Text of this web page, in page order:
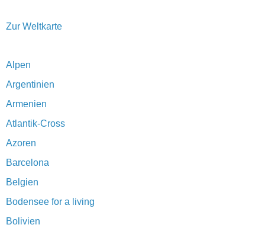
Zur Weltkarte
Alpen
Argentinien
Armenien
Atlantik-Cross
Azoren
Barcelona
Belgien
Bodensee for a living
Bolivien